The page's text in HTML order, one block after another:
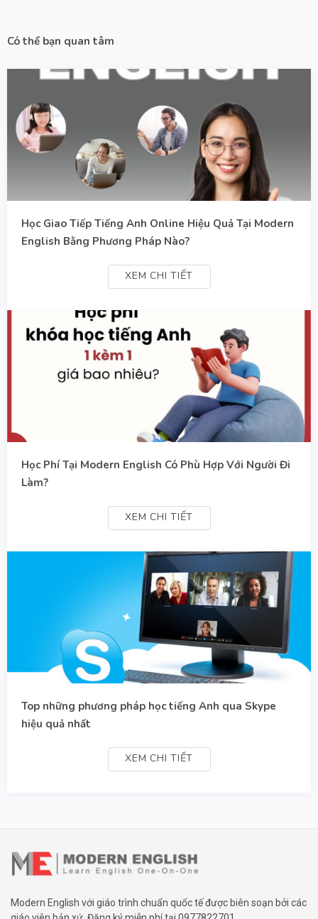
Có thể bạn quan tâm
Học Giao Tiếp Tiếng Anh Online Hiệu Quả Tại Modern
English Bằng Phương Pháp Nào?
XEM CHI TIẾT
Học Phí Tại Modern English Có Phù Hợp Với Người Đi
Làm?
XEM CHI TIẾT
Top những phương pháp học tiếng Anh qua Skype
hiệu quả nhất
XEM CHI TIẾT
Modern English với giáo trình chuẩn quốc tế được biên soạn bởi các